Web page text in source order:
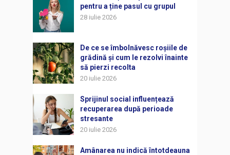
pentru a ține pasul cu grupul
28 iulie 2026
De ce se îmbolnăvesc roșiile de
grădină și cum le rezolvi înainte
să pierzi recolta
20 iulie 2026
Sprijinul social influențează
recuperarea după perioade
stresante
20 iulie 2026
Amânarea nu indică întotdeauna